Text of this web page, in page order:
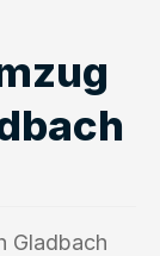
Gladbach